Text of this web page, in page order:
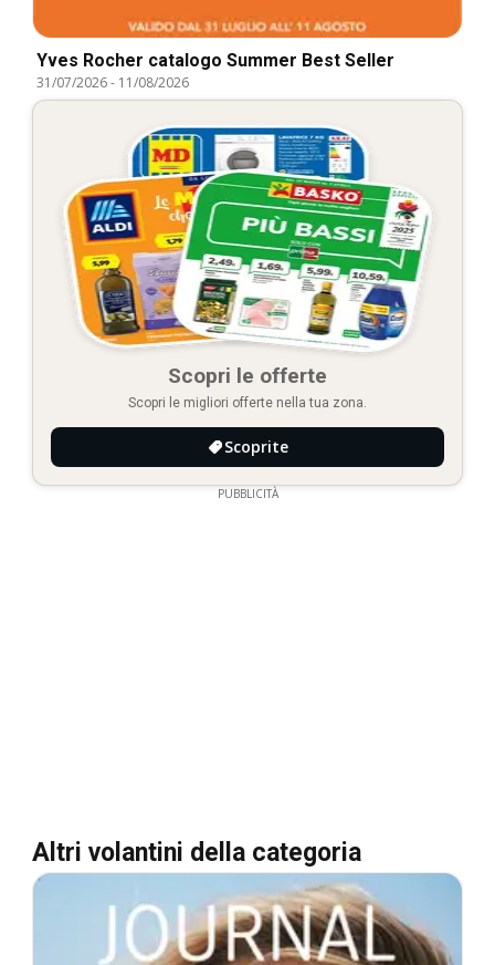
Yves Rocher catalogo Summer Best Seller
31/07/2026- 11/08/2026
Scopri le offerte
Scopri le migliori offerte nella tua zona.
Scoprite
PUBBLICITÀ
Altri volantini della categoria